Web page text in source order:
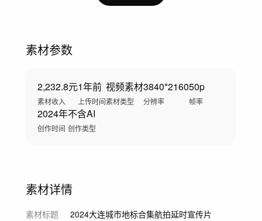
素材参数
2,232.8元
素材收入
1年前
上传时间
视频素材
素材类型
3840*2160
分辨率
50p
帧率
2024年
创作时间
不含AI
创作类型
素材详情
素材标题
2024大连城市地标合集航拍延时宣传片